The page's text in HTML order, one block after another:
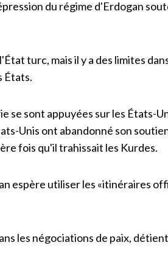
du régime d'Erdogan
turc, mais il y a des limites
États.
se sont appuyées sur les États-
Unis ont abandonné son
fois qu'il trahissait les Kurdes.
espère utiliser les «itinéraires
les négociations de paix,